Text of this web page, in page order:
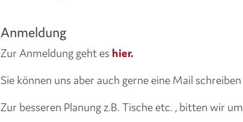
Anmeldung
Zur Anmeldung geht es hier.
Sie können uns aber auch gerne eine Mail schreiben
Zur besseren Planung z.B. Tische etc. , bitten wir